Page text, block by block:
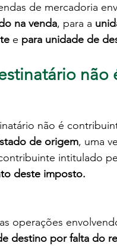
de mercadoria
na venda, para a
e para unidade de
não
não é
de origem, uma
intitulado
deste imposto.
operações
destino por falta do